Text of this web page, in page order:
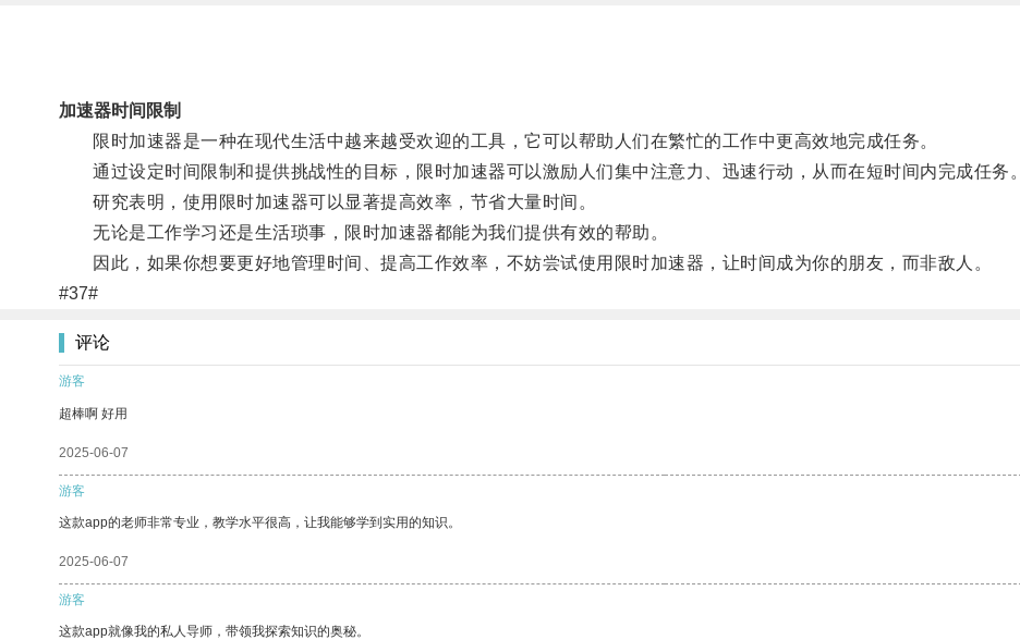
加速器时间限制
限时加速器是一种在现代生活中越来越受欢迎的工具，它可以帮助人们在繁忙的工作中更高效地完成任务。
通过设定时间限制和提供挑战性的目标，限时加速器可以激励人们集中注意力、迅速行动，从而在短时间内完成任务。
研究表明，使用限时加速器可以显著提高效率，节省大量时间。
无论是工作学习还是生活琐事，限时加速器都能为我们提供有效的帮助。
因此，如果你想要更好地管理时间、提高工作效率，不妨尝试使用限时加速器，让时间成为你的朋友，而非敌人。
#37#
评论
游客
超棒啊 好用
2025-06-07
游客
这款app的老师非常专业，教学水平很高，让我能够学到实用的知识。
2025-06-07
游客
这款app就像我的私人导师，带领我探索知识的奥秘。